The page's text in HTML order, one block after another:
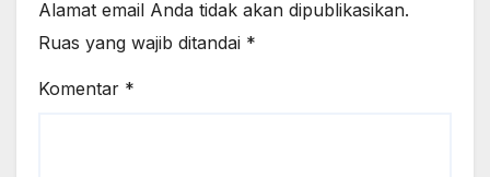
Alamat email Anda tidak akan dipublikasikan.
Ruas yang wajib ditandai *
Komentar *